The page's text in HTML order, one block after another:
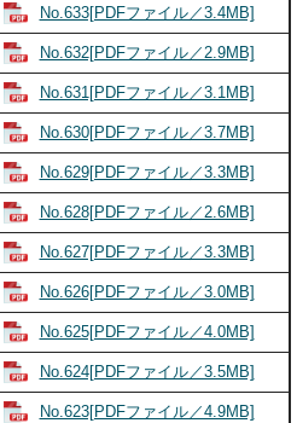
No.633[PDFファイル／3.4MB]
No.632[PDFファイル／2.9MB]
No.631[PDFファイル／3.1MB]
No.630[PDFファイル／3.7MB]
No.629[PDFファイル／3.3MB]
No.628[PDFファイル／2.6MB]
No.627[PDFファイル／3.3MB]
No.626[PDFファイル／3.0MB]
No.625[PDFファイル／4.0MB]
No.624[PDFファイル／3.5MB]
No.623[PDFファイル／4.9MB]